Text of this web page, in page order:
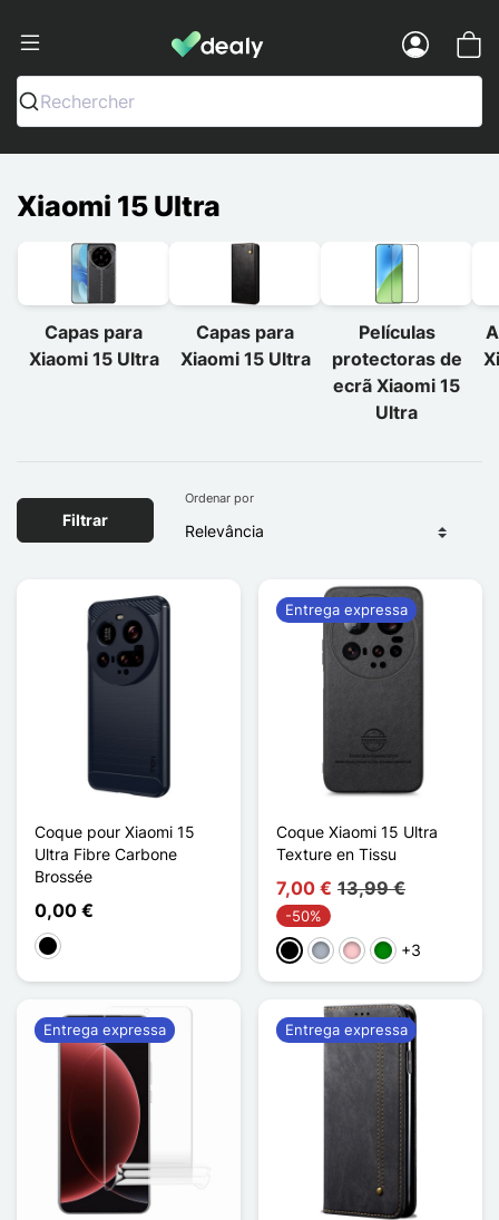
Dealy - Capas e acessórios para
Rechercher
Xiaomi 15 Ultra
Capas para
Xiaomi 15 Ultra
Capas para
Xiaomi 15 Ultra
Películas
protectoras de
ecrã Xiaomi 15
Ultra
Filtrar
Ordenar por
Coque pour Xiaomi 15
Ultra Fibre Carbone
Brossée
0,00 €
Preto
Coque Xiaomi 15 Ultra
Texture en Tissu
7,00 € 13,99 €
-50%
PretoCinzento
RosaVerde
+3
Entrega expressa
Entrega expressa Entrega expressa